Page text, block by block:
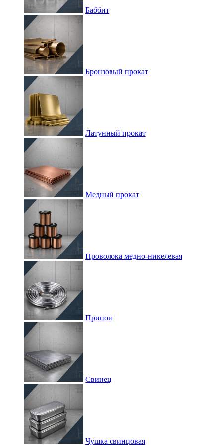
Баббит
Бронзовый прокат
Латунный прокат
Медный прокат
Проволока медно-никелевая
Припои
Свинец
Чушка свинцовая